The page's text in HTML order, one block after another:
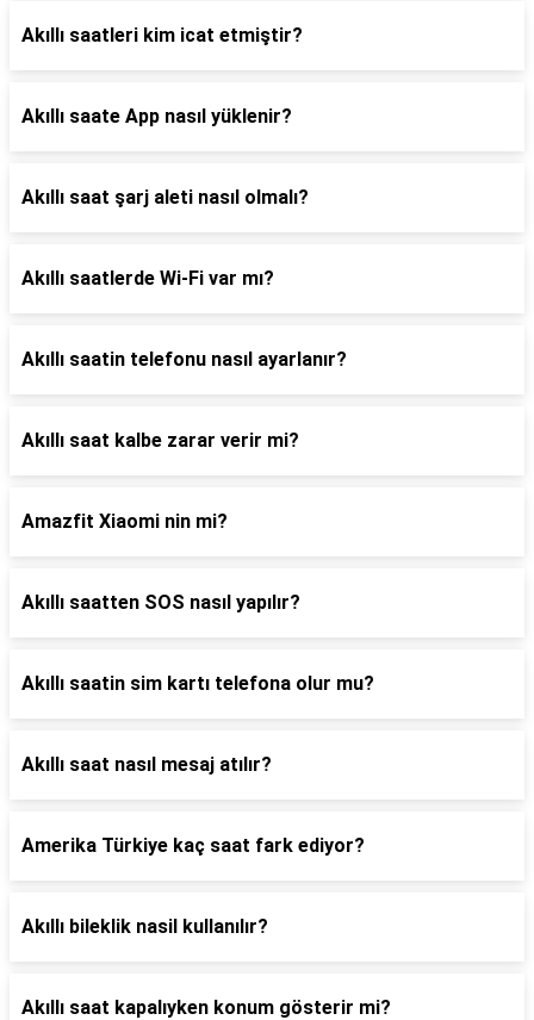
Akıllı saatleri kim icat etmiştir?
Akıllı saate App nasıl yüklenir?
Akıllı saat şarj aleti nasıl olmalı?
Akıllı saatlerde Wi-Fi var mı?
Akıllı saatin telefonu nasıl ayarlanır?
Akıllı saat kalbe zarar verir mi?
Amazfit Xiaomi nin mi?
Akıllı saatten SOS nasıl yapılır?
Akıllı saatin sim kartı telefona olur mu?
Akıllı saat nasıl mesaj atılır?
Amerika Türkiye kaç saat fark ediyor?
Akıllı bileklik nasil kullanılır?
Akıllı saat kapalıyken konum gösterir mi?